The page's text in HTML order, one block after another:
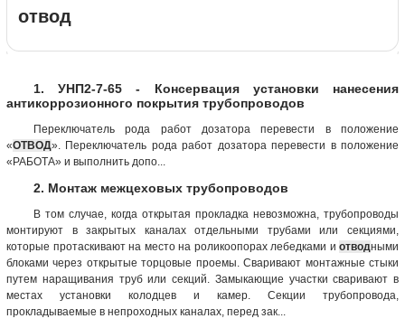
отвод
1. УНП2-7-65 - Консервация установки нанесения
антикоррозионного покрытия трубопроводов
Переключатель рода работ дозатора перевести в положение
«ОТВОД». Переключатель рода работ дозатора перевести в положение
«РАБОТА» и выполнить допо...
2. Монтаж межцеховых трубопроводов
В том случае, когда открытая прокладка невозможна, трубопроводы
монтируют в закрытых каналах отдельными трубами или секциями,
которые протаскивают на место на роликоопорах лебедками и отводными
блоками через открытые торцовые проемы. Сваривают монтажные стыки
путем наращивания труб или секций. Замыкающие участки сваривают в
местах установки колодцев и камер. Секции трубопровода,
прокладываемые в непроходных каналах, перед зак...